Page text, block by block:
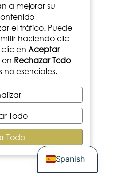
a mejorar su
el tráfico. Puede
haciendo clic
en Aceptar
Rechazar Todo
no esenciales.
Todo
Todo
Spanish
German